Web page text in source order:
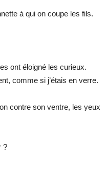
à qui on coupe les fils.
ont éloigné les curieux.
comme si j’étais en verre.
contre son ventre, les yeux
?